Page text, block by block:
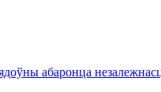
абаронца